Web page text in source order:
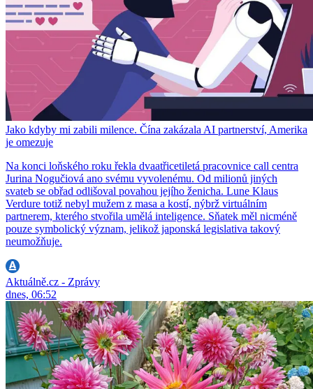
Jako kdyby mi zabili milence. Čína zakázala AI partnerství, Amerika
je omezuje
Na konci loňského roku řekla dvaatřicetiletá pracovnice call centra
Jurina Nogučiová ano svému vyvolenému. Od milionů jiných
svateb se obřad odlišoval povahou jejího ženicha. Lune Klaus
Verdure totiž nebyl mužem z masa a kostí, nýbrž virtuálním
partnerem, kterého stvořila umělá inteligence. Sňatek měl nicméně
pouze symbolický význam, jelikož japonská legislativa takový
neumožňuje.
Aktuálně.cz - Zprávy
dnes, 06:52